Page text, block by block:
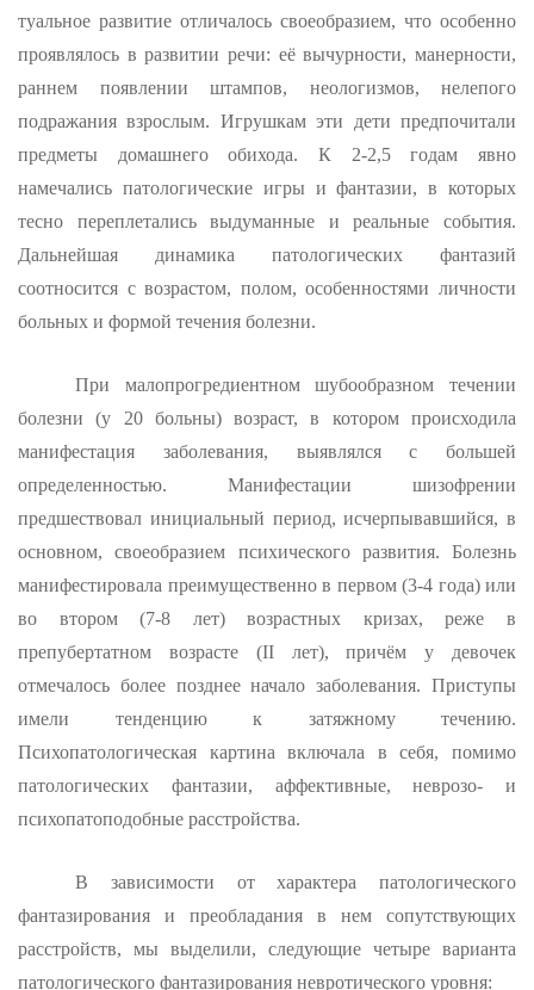
туальное развитие отличалось своеобразием, что особенно
проявлялось в развитии речи: её вычурности, манерности,
раннем появле­нии штампов, неологизмов, нелепого
подражания взрослым. Игрушкам эти дети предпочитали
предметы домашнего обихода. К 2-2,5 годам явно
намечались патологические игры и фантазии, в которых
тесно переплетались выдуманные и реальные события.
Дальнейшая динамика патологических фантазий
соотносится с возрастом, полом, особен­ностями личности
больных и формой течения болезни.
При малопрогредиентном шубообразном течении
болезни (у 20 больны) возраст, в котором происходила
манифестация заболевания, выявлялся с большей
определенностью. Манифестации шизофре­нии
предшествовал инициальный период, исчерпывавшийся, в
основ­ном, своеобразием психического развития. Болезнь
манифестирова­ла преимущественно в первом (3-4 года) или
во втором (7-8 лет) возрастных кризах, реже в
препубертатном возрасте (IIлет), при­чём у девочек
отмечалось более позднее начало заболевания. При­ступы
имели тенденцию к затяжному течению.
Психопатологическая картина включала в себя, помимо
патологических фантазии, аффек­тивные, неврозо- и
психопатоподобные расстройства.
В зависимости от характера патологического
фантазирования и преобладания в нем сопутствующих
расстройств, мы выделили, сле­дующие четыре варианта
патологического фантазирования невротиче­ского уровня: